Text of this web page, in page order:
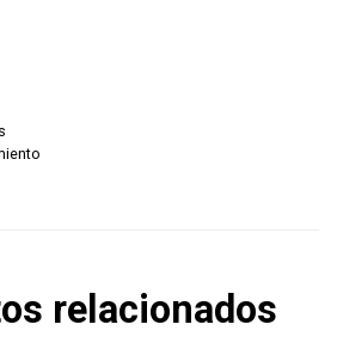
relacionados